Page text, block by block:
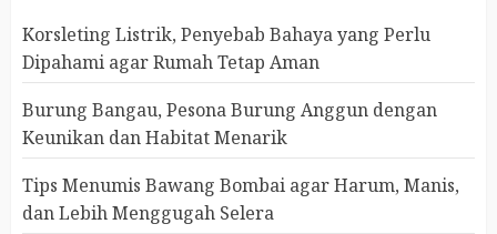
Korsleting Listrik, Penyebab Bahaya yang Perlu
Dipahami agar Rumah Tetap Aman
Burung Bangau, Pesona Burung Anggun dengan
Keunikan dan Habitat Menarik
Tips Menumis Bawang Bombai agar Harum, Manis,
dan Lebih Menggugah Selera